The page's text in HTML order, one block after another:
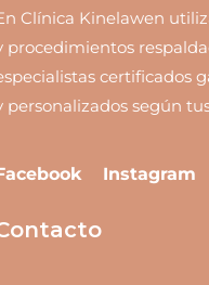
Instagram
Clínica Kinelawen
procedimientos
certificados
personalizados según